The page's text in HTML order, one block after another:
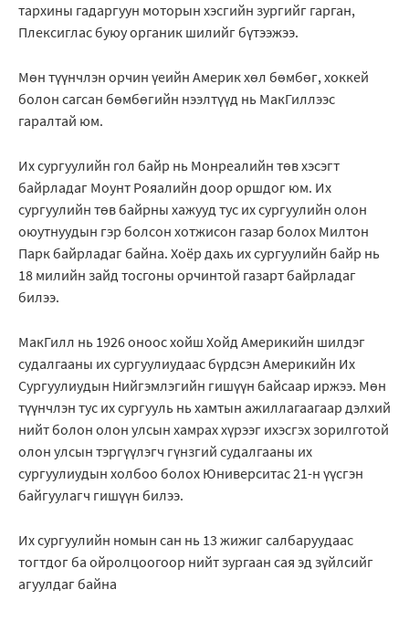
тархины гадаргуун моторын хэсгийн зургийг гарган,
Плексиглас буюу органик шилийг бүтээжээ.
Мөн түүнчлэн орчин үеийн Америк хөл бөмбөг, хоккей
болон сагсан бөмбөгийн нээлтүүд нь МакГиллээс
гаралтай юм.
Их сургуулийн гол байр нь Монреалийн төв хэсэгт
байрладаг Моунт Рояалийн доор оршдог юм. Их
сургуулийн төв байрны хажууд тус их сургуулийн олон
оюутнуудын гэр болсон хотжисон газар болох Милтон
Парк байрладаг байна. Хоёр дахь их сургуулийн байр нь
18 милийн зайд тосгоны орчинтой газарт байрладаг
билээ.
МакГилл нь 1926 оноос хойш Хойд Америкийн шилдэг
судалгааны их сургуулиудаас бүрдсэн Америкийн Их
Сургуулиудын Нийгэмлэгийн гишүүн байсаар иржээ. Мөн
түүнчлэн тус их сургууль нь хамтын ажиллагаагаар дэлхий
нийт болон олон улсын хамрах хүрээг ихэсгэх зорилготой
олон улсын тэргүүлэгч гүнзгий судалгааны их
сургуулиудын холбоо болох Юниверситас 21-н үүсгэн
байгуулагч гишүүн билээ.
Их сургуулийн номын сан нь 13 жижиг салбаруудаас
тогтдог ба ойролцоогоор нийт зургаан сая эд зүйлсийг
агуулдаг байна